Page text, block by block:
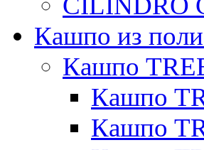
Кашпо из
Кашпо
Кашпо
Кашпо